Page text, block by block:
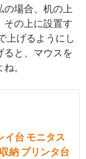
場合、机の上
その上に設置す
上げるようにし
ると、マウスを
。
イ台 モニタス
納 プリンタ台